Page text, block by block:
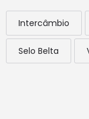
Intercâmbio
Selo Belta